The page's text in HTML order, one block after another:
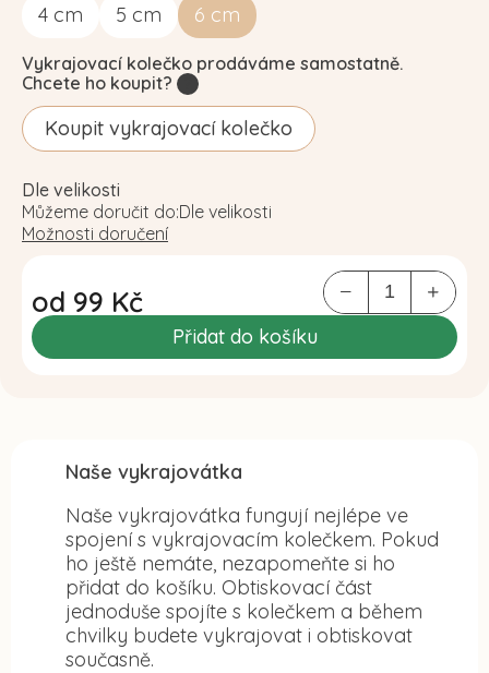
4 cm 5 cm 6 cm
od 99 Kč
Měrná
cena:
Přidat do košíku
Vykrajovací kolečko prodáváme samostatně.
Chcete ho koupit?
Koupit vykrajovací kolečko
Dle velikosti
Můžeme doručit do:Dle velikosti
Možnosti doručení
Naše vykrajovátka
Naše vykrajovátka fungují nejlépe ve
spojení s vykrajovacím kolečkem. Pokud
ho ještě nemáte, nezapomeňte si ho
přidat do košíku. Obtiskovací část
jednoduše spojíte s kolečkem a během
chvilky budete vykrajovat i obtiskovat
současně.